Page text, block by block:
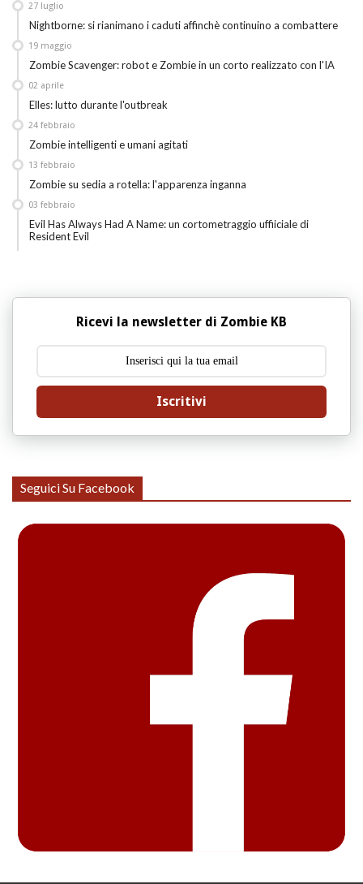
Nightborne: si rianimano i caduti affinchè continuino a combattere
27 luglio
Zombie Scavenger: robot e Zombie in un corto realizzato con l'IA
19 maggio
Elles: lutto durante l'outbreak
02 aprile
Zombie intelligenti e umani agitati
24 febbraio
Zombie su sedia a rotella: l'apparenza inganna
13 febbraio
Evil Has Always Had A Name: un cortometraggio uffiiciale di
Resident Evil
03 febbraio
Ricevi la newsletter di Zombie KB
Iscritivi
Seguici Su Facebook